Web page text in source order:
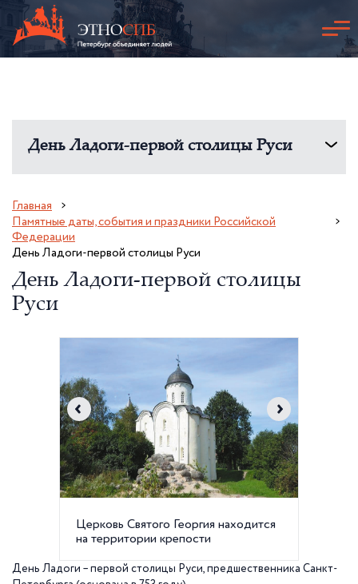
День Ладоги-первой столицы Руси
Главная
Памятные даты, события и праздники Российской
Федерации
День Ладоги-первой столицы Руси
День Ладоги-первой столицы
Руси
Церковь Святого Георгия находится
на территории крепости
День Ладоги – первой столицы Руси, предшественника Санкт-